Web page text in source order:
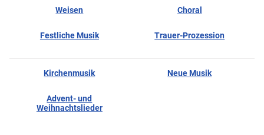
Weisen Choral
Festliche Musik Trauer-Prozession
Kirchenmusik Neue Musik
Advent- und
Weihnachtslieder